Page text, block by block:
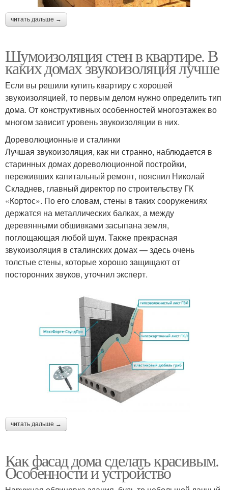
читать дальше →
Шумоизоляция стен в квартире. В
каких домах звукоизоляция лучше
Если вы решили купить квартиру с хорошей
звукоизоляцией, то первым делом нужно определить тип
дома. От конструктивных особенностей многоэтажек во
многом зависит уровень звукоизоляции в них.
Дореволюционные и сталинки
Лучшая звукоизоляция, как ни странно, наблюдается в
старинных домах дореволюционной постройки,
переживших капитальный ремонт, пояснил Николай
Складнев, главный директор по строительству ГК
«Кортос». По его словам, стены в таких сооружениях
держатся на металлических балках, а между
деревянными обшивками засыпана земля,
поглощающая любой шум. Также прекрасная
звукоизоляция в сталинских домах — здесь очень
толстые стены, которые хорошо защищают от
посторонних звуков, уточнил эксперт.
читать дальше →
Как фасад дома сделать красивым.
Особенности и устройство